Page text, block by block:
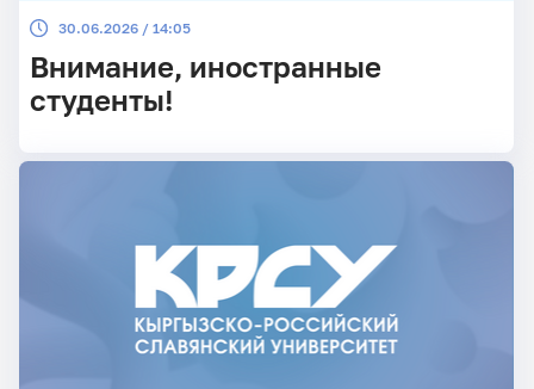
30.06.2026 / 14:05
Внимание, иностранные
студенты!